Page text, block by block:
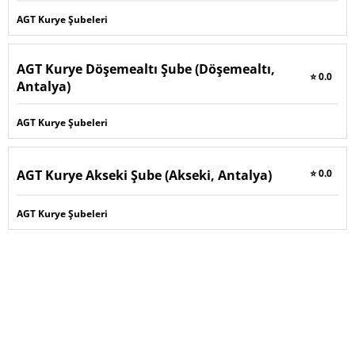
AGT Kurye Şubeleri
AGT Kurye Döşemealtı Şube (Döşemealtı,
Antalya)
⭐ 0.0
AGT Kurye Şubeleri
AGT Kurye Akseki Şube (Akseki, Antalya) ⭐ 0.0
AGT Kurye Şubeleri